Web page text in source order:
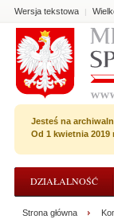
Wersja tekstowa |
Jesteś na
Od 1 kwietnia
DZIAŁALNOŚĆ
Strona główna